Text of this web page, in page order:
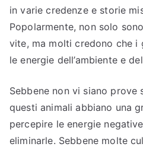
in varie credenze e storie
Popolarmente, non solo
vite, ma molti credono che i
le energie dell’ambiente e
Sebbene non vi siano
questi animali abbiano una
percepire le energie
eliminarle. Sebbene molte